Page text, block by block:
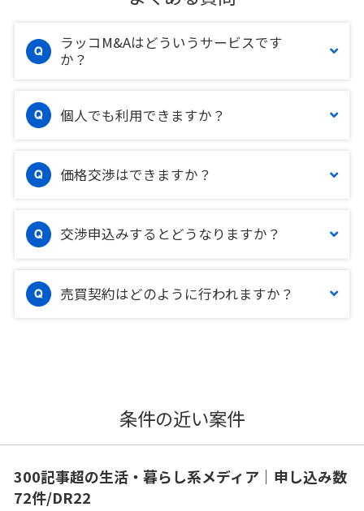
ラッコM&Aはどういうサービスです
か？
個人でも利用できますか？
価格交渉はできますか？
交渉申込みするとどうなりますか？
売買契約はどのように行われますか？
条件の近い案件
300記事超の生活・暮らし系メディア｜申し込み数
72件/DR22